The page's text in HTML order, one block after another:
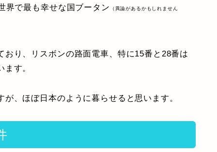
界で最も幸せな国ブータン （異論があるかもしれません
り、リスボンの路面電車、特に15番と28番は
す。
、ほぼ日本のように暮らせると思います。